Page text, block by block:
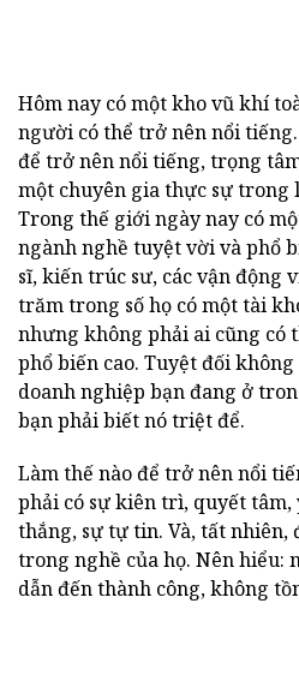
Hôm nay có một kho vũ khí
người có thể trở nên nổi
để trở nên nổi tiếng, trọng
một chuyên gia thực sự trong
Trong thế giới ngày nay có
ngành nghề tuyệt vời và phổ
sĩ, kiến trúc sư, các vận động
trăm trong số họ có một tài
nhưng không phải ai cũng có
phổ biến cao. Tuyệt đối
doanh nghiệp bạn đang ở
bạn phải biết nó triệt để.
Làm thế nào để trở nên nổi
phải có sự kiên trì, quyết tâm,
thắng, sự tự tin. Và, tất nhiên,
trong nghề của họ. Nên hiểu:
dẫn đến thành công, không